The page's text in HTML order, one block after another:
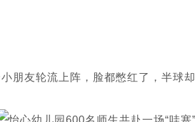
朋友轮流上阵，脸都憋红了，半球却